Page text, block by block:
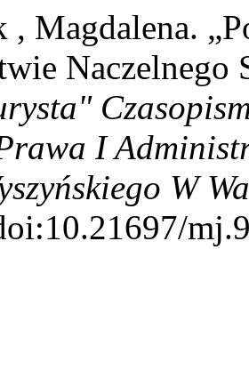
, Magdalena.
Naczelnego
I
W